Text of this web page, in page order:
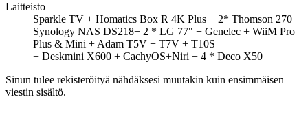
Laitteisto
Sparkle TV + Homatics Box R 4K Plus + 2* Thomson 270 +
Synology NAS DS218+ 2 * LG 77" + Genelec + WiiM Pro
Plus & Mini + Adam T5V + T7V + T10S
+ Deskmini X600 + CachyOS+Niri + 4 * Deco X50
Sinun tulee rekisteröityä nähdäksesi muutakin kuin ensimmäisen
viestin sisältö.